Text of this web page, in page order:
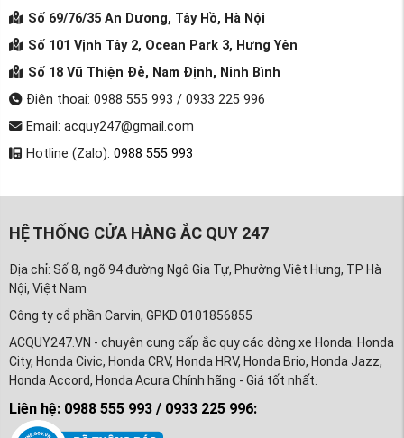
Số 69/76/35 An Dương, Tây Hồ, Hà Nội
Số 101 Vịnh Tây 2, Ocean Park 3, Hưng Yên
Số 18 Vũ Thiện Đễ, Nam Định, Ninh Bình
Điện thoại: 0988 555 993 / 0933 225 996
Email: acquy247@gmail.com
Hotline (Zalo): 0988 555 993
HỆ THỐNG CỬA HÀNG ẮC QUY 247
Địa chỉ: Số 8, ngõ 94 đường Ngô Gia Tự, Phường Việt Hưng, TP Hà
Nội, Việt Nam
Công ty cổ phần Carvin, GPKD 0101856855
ACQUY247.VN - chuyên cung cấp ắc quy các dòng xe Honda: Honda
City, Honda Civic, Honda CRV, Honda HRV, Honda Brio, Honda Jazz,
Honda Accord, Honda Acura Chính hãng - Giá tốt nhất.
Liên hệ: 0988 555 993 / 0933 225 996: